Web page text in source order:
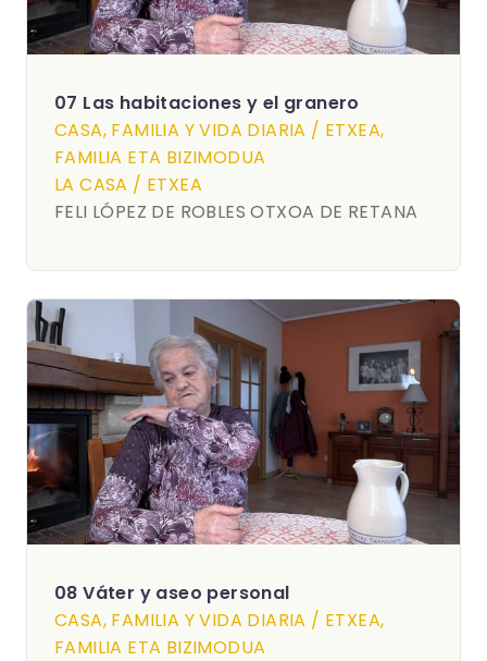
07 Las habitaciones y el granero
CASA, FAMILIA Y VIDA DIARIA / ETXEA,
FAMILIA ETA BIZIMODUA
LA CASA / ETXEA
FELI LÓPEZ DE ROBLES OTXOA DE RETANA
08 Váter y aseo personal
CASA, FAMILIA Y VIDA DIARIA / ETXEA,
FAMILIA ETA BIZIMODUA